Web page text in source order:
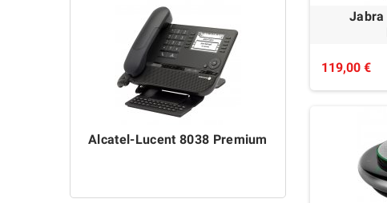
Alcatel-Lucent 8038 Premium
Alcatel-Lucent
ÉCO-
Jabra
119,00 €